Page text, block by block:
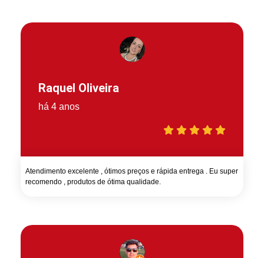
Raquel Oliveira
há 4 anos
Atendimento excelente , ótimos preços e rápida entrega . Eu super
recomendo , produtos de ótima qualidade.